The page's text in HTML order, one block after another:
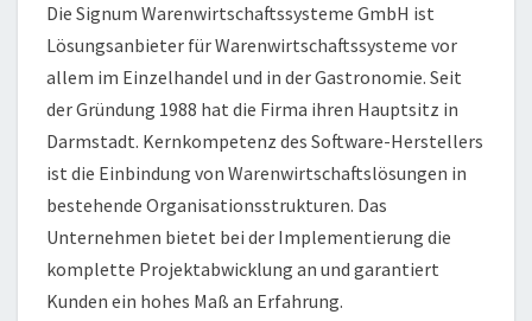
Die Signum Warenwirtschaftssysteme GmbH ist
Lösungsanbieter für Warenwirtschaftssysteme vor
allem im Einzelhandel und in der Gastronomie. Seit
der Gründung 1988 hat die Firma ihren Hauptsitz in
Darmstadt. Kernkompetenz des Software-Herstellers
ist die Einbindung von Warenwirtschaftslösungen in
bestehende Organisationsstrukturen. Das
Unternehmen bietet bei der Implementierung die
komplette Projektabwicklung an und garantiert
Kunden ein hohes Maß an Erfahrung.